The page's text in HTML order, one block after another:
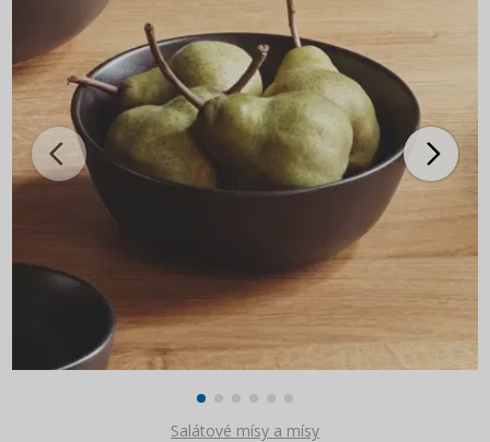
Salátové mísy a mísy